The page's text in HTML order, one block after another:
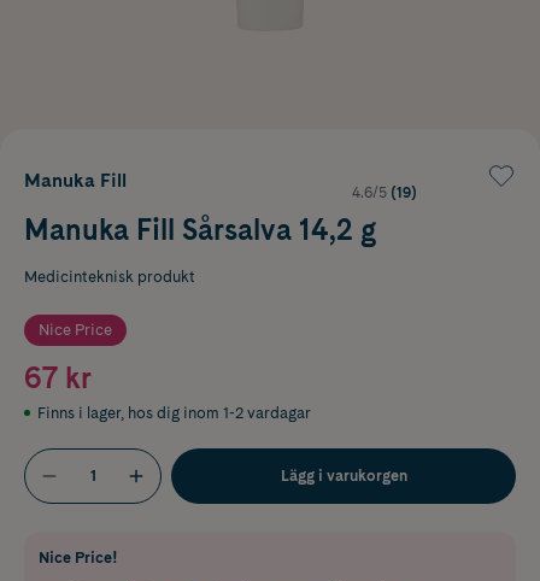
Manuka Fill
4.6/5 (19)
Manuka Fill Sårsalva 14,2 g
Medicinteknisk produkt
Nice Price
67 kr
Finns i lager, hos dig inom 1-2 vardagar
Lägg i varukorgen
Nice Price!